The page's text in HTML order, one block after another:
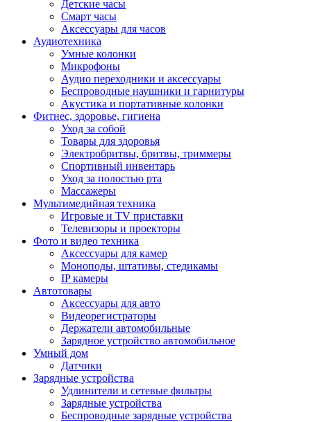
Детские часы
Смарт часы
Аксессуары для часов
Аудиотехника
Умные колонки
Микрофоны
Аудио переходники и аксессуары
Беспроводные наушники и гарнитуры
Акустика и портативные колонки
Фитнес, здоровье, гигиена
Уход за собой
Товары для здоровья
Электробритвы, бритвы, триммеры
Спортивный инвентарь
Уход за полостью рта
Массажеры
Мультимедийная техника
Игровые и TV приставки
Телевизоры и проекторы
Фото и видео техника
Аксессуары для камер
Моноподы, штативы, стедикамы
IP камеры
Автотовары
Аксессуары для авто
Видеорегистраторы
Держатели автомобильные
Зарядное устройство автомобильное
Умный дом
Датчики
Зарядные устройства
Удлинители и сетевые фильтры
Зарядные устройства
Беспроводные зарядные устройства